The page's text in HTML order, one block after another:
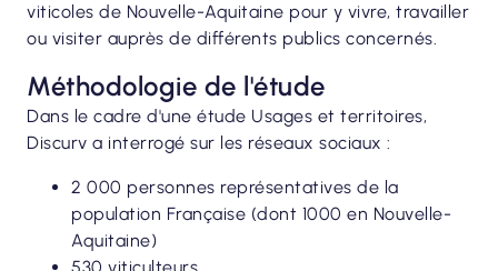
viticoles de Nouvelle-Aquitaine pour y vivre, travailler
ou visiter auprès de différents publics concernés.
Méthodologie de l'étude
Dans le cadre d'une étude Usages et territoires,
Discurv a interrogé sur les réseaux sociaux :
2 000 personnes représentatives de la
population Française (dont 1000 en Nouvelle-
Aquitaine)